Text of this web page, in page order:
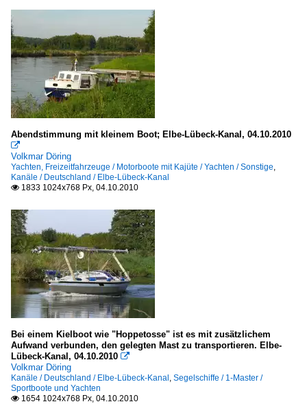
Abendstimmung mit kleinem Boot; Elbe-Lübeck-Kanal, 04.10.2010

Volkmar Döring
Yachten, Freizeitfahrzeuge / Motorboote mit Kajüte / Yachten / Sonstige,
Kanäle / Deutschland / Elbe-Lübeck-Kanal
 1833 1024x768 Px, 04.10.2010
Bei einem Kielboot wie "Hoppetosse" ist es mit zusätzlichem
Aufwand verbunden, den gelegten Mast zu transportieren. Elbe-
Lübeck-Kanal, 04.10.2010 
Volkmar Döring
Kanäle / Deutschland / Elbe-Lübeck-Kanal , Segelschiffe / 1-Master /
Sportboote und Yachten
 1654 1024x768 Px, 04.10.2010